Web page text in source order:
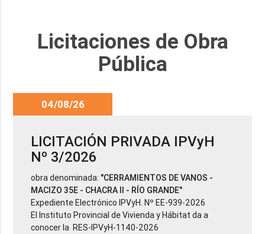
Licitaciones de Obra
Pública
04/08/26
LICITACIÓN PRIVADA IPVyH
Nº 3/2026
obra denominada: "CERRAMIENTOS DE VANOS -
MACIZO 35E - CHACRA II - RÍO GRANDE"
Expediente Electrónico IPVyH. Nº EE-939-2026
El Instituto Provincial de Vivienda y Hábitat da a
conocer la RES-IPVyH-1140-2026